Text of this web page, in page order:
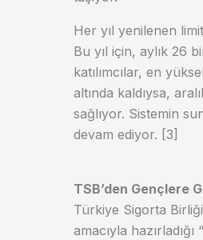
Her yıl yenilenen
Bu yıl için, aylık 26
katılımcılar, en
altında kaldıysa,
sağlıyor. Sistemin
devam ediyor. [3]
TSB’den Gençlere
Türkiye Sigorta
amacıyla